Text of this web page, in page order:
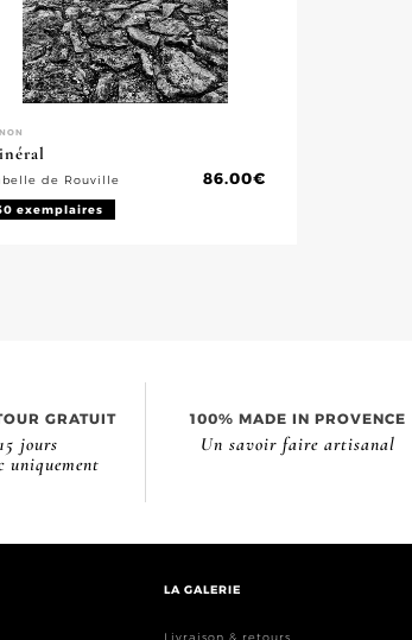
de Rouville 86.00€
exemplaires
GRATUIT
jours
uniquement
100% MADE IN PROVENCE
Un savoir faire artisanal
LA GALERIE
Livraison & retours